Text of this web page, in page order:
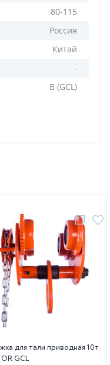
80-115
Россия
Китай
-
B (GCL)
для тали приводная 10т
GCL